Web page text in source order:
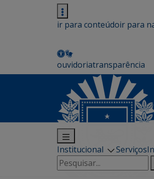
ir para conteúdoir para
ouvidoriatransparência
Institucional Serviços
Pesquisar
por: